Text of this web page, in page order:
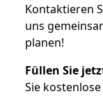
Kontaktieren
uns
planen!
Füllen Sie
Sie